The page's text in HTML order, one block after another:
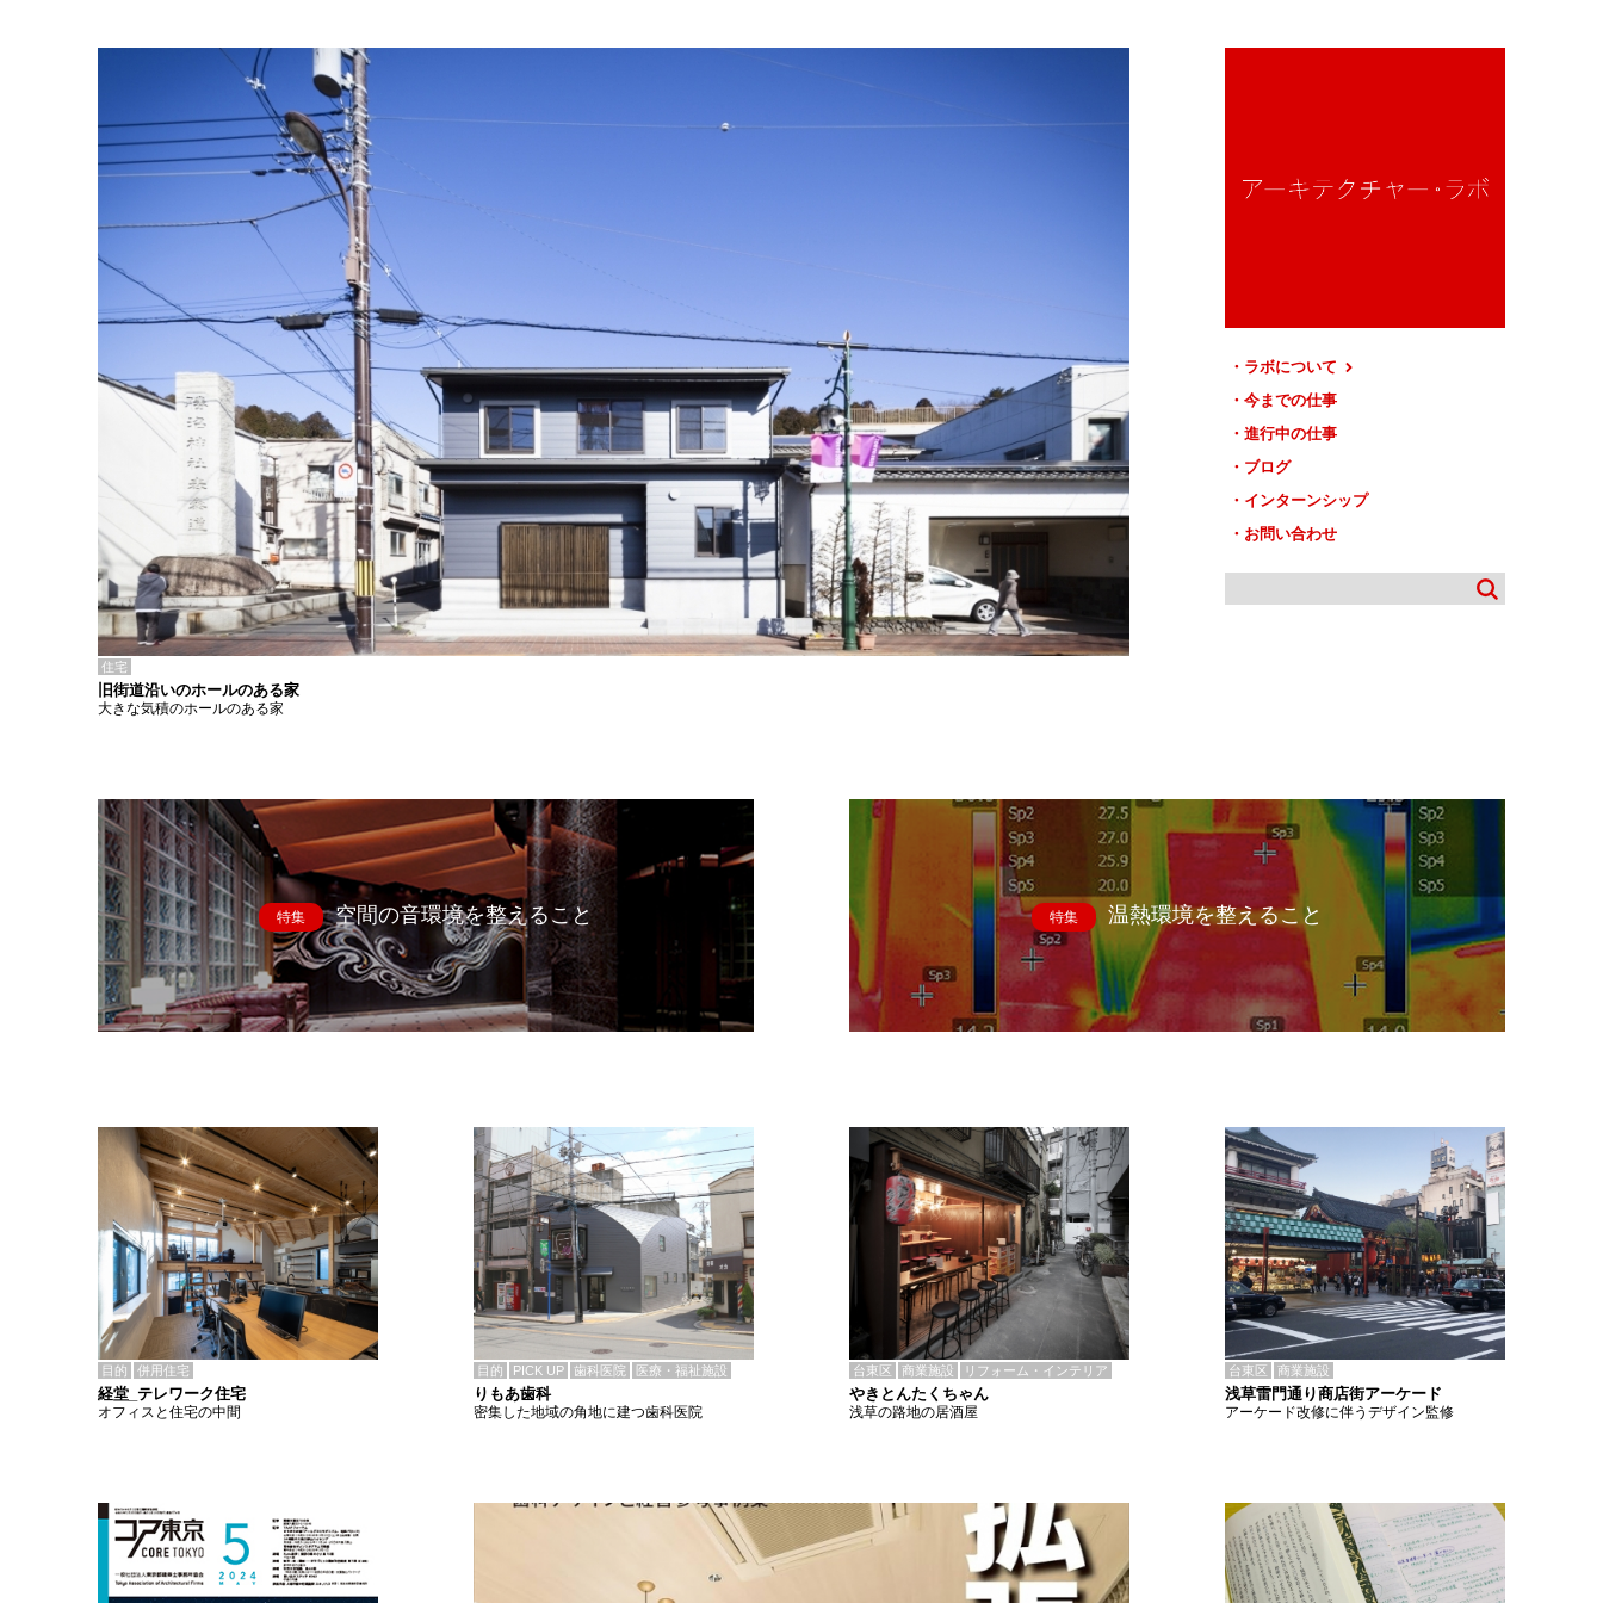
ラボについて
今までの仕事
進行中の仕事
ブログ
インターンシップ
お問い合わせ
住宅
旧街道沿いのホールのある家
大きな気積のホールのある家
特集 空間の音環境を整えること 特集 温熱環境を整えること
目的 併用住宅
経堂_テレワーク住宅
オフィスと住宅の中間
目的 PICK UP 歯科医院 医療・福祉施設
りもあ歯科
密集した地域の角地に建つ歯科医院
台東区 商業施設 リフォーム・インテリア
やきとんたくちゃん
浅草の路地の居酒屋
台東区 商業施設
浅草雷門通り商店街アーケード
アーケード改修に伴うデザイン監修